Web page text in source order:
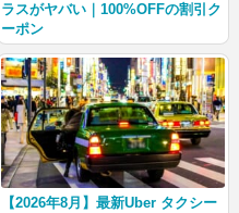
ラスがヤバい｜100%OFFの割引ク
ーポン
【2026年8月】最新Uber タクシー